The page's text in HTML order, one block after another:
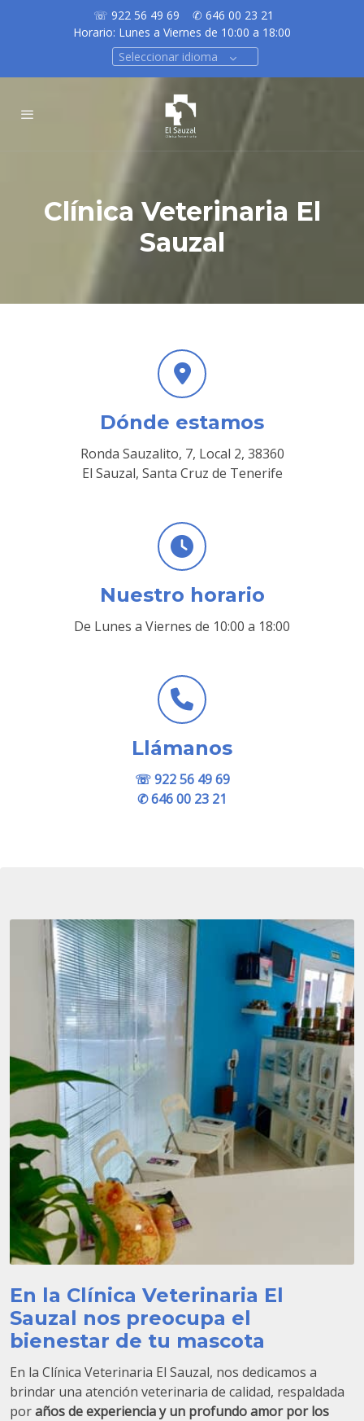
☏ 922 56 49 69
✆ 646 00 23 21
Horario: Lunes a Viernes de 10:00 a 18:00
Seleccionar idioma
Clínica Veterinaria El
Sauzal
Dónde estamos
Ronda Sauzalito, 7, Local 2, 38360
El Sauzal, Santa Cruz de Tenerife
Nuestro horario
De Lunes a Viernes de 10:00 a 18:00
Llámanos
☏ 922 56 49 69
✆646 00 23 21
En la Clínica Veterinaria El
Sauzal nos preocupa el
bienestar de tu mascota
En la Clínica Veterinaria El Sauzal, nos dedicamos a
brindar una atención veterinaria de calidad, respaldada
poraños de experiencia y un profundo amor por los